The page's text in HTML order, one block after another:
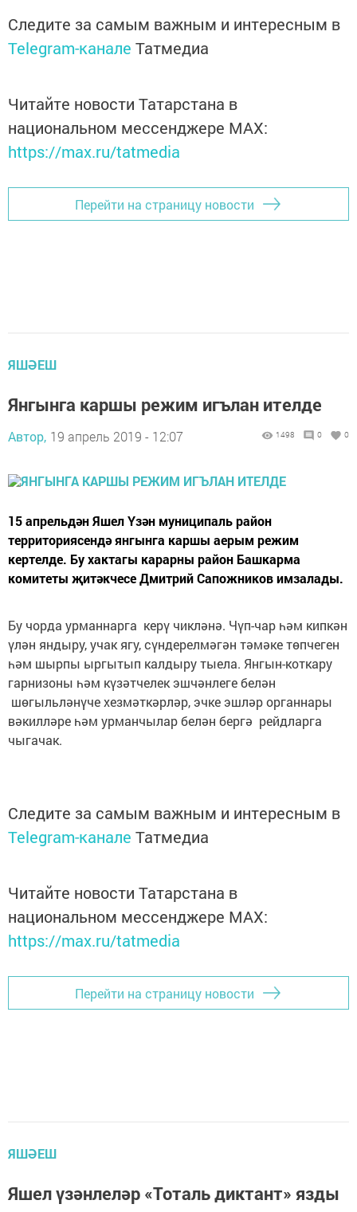
Следите за самым важным и интересным в
Telegram-канале Татмедиа
Читайте новости Татарстана в
национальном мессенджере MАХ:
https://max.ru/tatmedia
Перейти на страницу новости
ЯШӘЕШ
Янгынга каршы режим игълан ителде
Автор, 19 апрель 2019 - 12:07 1498 0 0
15 апрельдән Яшел Үзән муниципаль район
территориясендә янгынга каршы аерым режим
кертелде. Бу хактагы карарны район Башкарма
комитеты җитәкчесе Дмитрий Сапожников имзалады.
Бу чорда урманнарга керү чикләнә. Чүп-чар һәм кипкән
үлән яндыру, учак ягу, сүндерелмәгән тәмәке төпчеген
һәм шырпы ыргытып калдыру тыела. Янгын-коткару
гарнизоны һәм күзәтчелек эшчәнлеге белән
шөгыльләнүче хезмәткәрләр, эчке эшләр органнары
вәкилләре һәм урманчылар белән бергә рейдларга
чыгачак.
Следите за самым важным и интересным в
Telegram-канале Татмедиа
Читайте новости Татарстана в
национальном мессенджере MАХ:
https://max.ru/tatmedia
Перейти на страницу новости
ЯШӘЕШ
Яшел үзәнлеләр «Тоталь диктант» язды